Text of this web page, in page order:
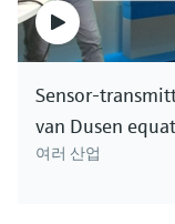
Sensor-
van Dusen
여러 산업